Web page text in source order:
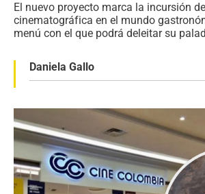
El nuevo proyecto marca la incursión
cinematográfica en el mundo
menú con el que podrá deleitar su
Daniela Gallo